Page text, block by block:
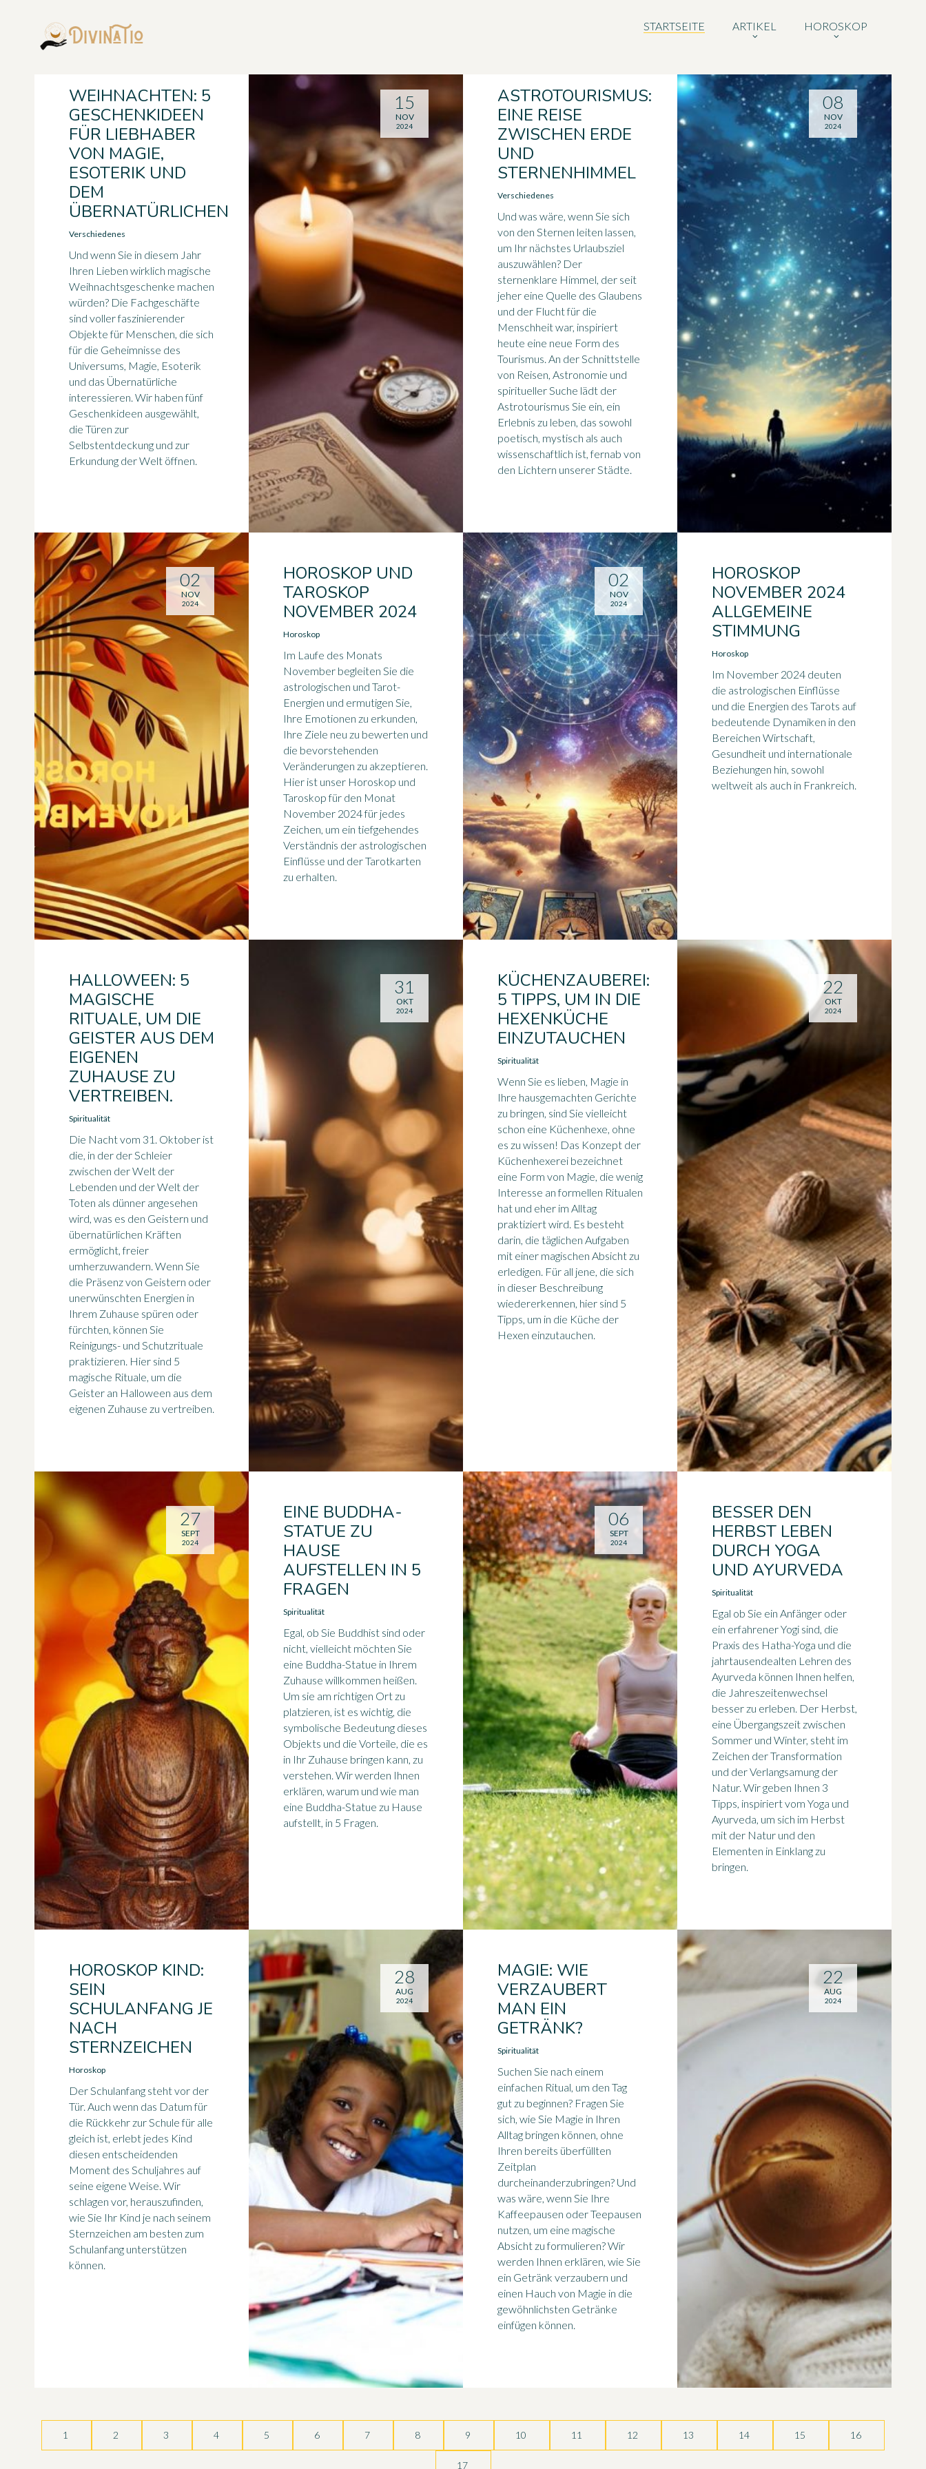
STARTSEITE ARTIKEL HOROSKOP
WEIHNACHTEN: 5
GESCHENKIDEEN
FÜR LIEBHABER
VON MAGIE,
ESOTERIK UND
DEM
ÜBERNATÜRLICHEN
Verschiedenes
Und wenn Sie in diesem Jahr
Ihren Lieben wirklich magische
Weihnachtsgeschenke machen
würden? Die Fachgeschäfte
sind voller faszinierender
Objekte für Menschen, die sich
für die Geheimnisse des
Universums, Magie, Esoterik
und das Übernatürliche
interessieren. Wir haben fünf
Geschenkideen ausgewählt,
die Türen zur
Selbstentdeckung und zur
Erkundung der Welt öffnen.
15
NOV
2024
ASTROTOURISMUS:
EINE REISE
ZWISCHEN ERDE
UND
STERNENHIMMEL
Verschiedenes
Und was wäre, wenn Sie sich
von den Sternen leiten lassen,
um Ihr nächstes Urlaubsziel
auszuwählen? Der
sternenklare Himmel, der seit
jeher eine Quelle des Glaubens
und der Flucht für die
Menschheit war, inspiriert
heute eine neue Form des
Tourismus. An der Schnittstelle
von Reisen, Astronomie und
spiritueller Suche lädt der
Astrotourismus Sie ein, ein
Erlebnis zu leben, das sowohl
poetisch, mystisch als auch
wissenschaftlich ist, fernab von
den Lichtern unserer Städte.
08
NOV
2024
HOROSKOP UND
TAROSKOP
NOVEMBER 2024
Horoskop
Im Laufe des Monats
November begleiten Sie die
astrologischen und Tarot-
Energien und ermutigen Sie,
Ihre Emotionen zu erkunden,
Ihre Ziele neu zu bewerten und
die bevorstehenden
Veränderungen zu akzeptieren.
Hier ist unser Horoskop und
Taroskop für den Monat
November 2024 für jedes
Zeichen, um ein tiefgehendes
Verständnis der astrologischen
Einflüsse und der Tarotkarten
zu erhalten.
02
NOV
2024
HOROSKOP
NOVEMBER 2024
ALLGEMEINE
STIMMUNG
Horoskop
Im November 2024 deuten
die astrologischen Einflüsse
und die Energien des Tarots auf
bedeutende Dynamiken in den
Bereichen Wirtschaft,
Gesundheit und internationale
Beziehungen hin, sowohl
weltweit als auch in Frankreich.
02
NOV
2024
HALLOWEEN: 5
MAGISCHE
RITUALE, UM DIE
GEISTER AUS DEM
EIGENEN
ZUHAUSE ZU
VERTREIBEN.
Spiritualität
Die Nacht vom 31. Oktober ist
die, in der der Schleier
zwischen der Welt der
Lebenden und der Welt der
Toten als dünner angesehen
wird, was es den Geistern und
übernatürlichen Kräften
ermöglicht, freier
umherzuwandern. Wenn Sie
die Präsenz von Geistern oder
unerwünschten Energien in
Ihrem Zuhause spüren oder
fürchten, können Sie
Reinigungs- und Schutzrituale
praktizieren. Hier sind 5
magische Rituale, um die
Geister an Halloween aus dem
eigenen Zuhause zu vertreiben.
31
OKT
2024
KÜCHENZAUBEREI:
5 TIPPS, UM IN DIE
HEXENKÜCHE
EINZUTAUCHEN
Spiritualität
Wenn Sie es lieben, Magie in
Ihre hausgemachten Gerichte
zu bringen, sind Sie vielleicht
schon eine Küchenhexe, ohne
es zu wissen! Das Konzept der
Küchenhexerei bezeichnet
eine Form von Magie, die wenig
Interesse an formellen Ritualen
hat und eher im Alltag
praktiziert wird. Es besteht
darin, die täglichen Aufgaben
mit einer magischen Absicht zu
erledigen. Für all jene, die sich
in dieser Beschreibung
wiedererkennen, hier sind 5
Tipps, um in die Küche der
Hexen einzutauchen.
22
OKT
2024
EINE BUDDHA-
STATUE ZU
HAUSE
AUFSTELLEN IN 5
FRAGEN
Spiritualität
Egal, ob Sie Buddhist sind oder
nicht, vielleicht möchten Sie
eine Buddha-Statue in Ihrem
Zuhause willkommen heißen.
Um sie am richtigen Ort zu
platzieren, ist es wichtig, die
symbolische Bedeutung dieses
Objekts und die Vorteile, die es
in Ihr Zuhause bringen kann, zu
verstehen. Wir werden Ihnen
erklären, warum und wie man
eine Buddha-Statue zu Hause
aufstellt, in 5 Fragen.
27
SEPT
2024
BESSER DEN
HERBST LEBEN
DURCH YOGA
UND AYURVEDA
Spiritualität
Egal ob Sie ein Anfänger oder
ein erfahrener Yogi sind, die
Praxis des Hatha-Yoga und die
jahrtausendealten Lehren des
Ayurveda können Ihnen helfen,
die Jahreszeitenwechsel
besser zu erleben. Der Herbst,
eine Übergangszeit zwischen
Sommer und Winter, steht im
Zeichen der Transformation
und der Verlangsamung der
Natur. Wir geben Ihnen 3
Tipps, inspiriert vom Yoga und
Ayurveda, um sich im Herbst
mit der Natur und den
Elementen in Einklang zu
bringen.
06
SEPT
2024
HOROSKOP KIND:
SEIN
SCHULANFANG JE
NACH
STERNZEICHEN
Horoskop
Der Schulanfang steht vor der
Tür. Auch wenn das Datum für
die Rückkehr zur Schule für alle
gleich ist, erlebt jedes Kind
diesen entscheidenden
Moment des Schuljahres auf
seine eigene Weise. Wir
schlagen vor, herauszufinden,
wie Sie Ihr Kind je nach seinem
Sternzeichen am besten zum
Schulanfang unterstützen
können.
28
AUG
2024
MAGIE: WIE
VERZAUBERT
MAN EIN
GETRÄNK?
Spiritualität
Suchen Sie nach einem
einfachen Ritual, um den Tag
gut zu beginnen? Fragen Sie
sich, wie Sie Magie in Ihren
Alltag bringen können, ohne
Ihren bereits überfüllten
Zeitplan
durcheinanderzubringen? Und
was wäre, wenn Sie Ihre
Kaffeepausen oder Teepausen
nutzen, um eine magische
Absicht zu formulieren? Wir
werden Ihnen erklären, wie Sie
ein Getränk verzaubern und
einen Hauch von Magie in die
gewöhnlichsten Getränke
einfügen können.
22
AUG
2024
1 2 3 4 5 6 7 8 9 10 11 12 13 14 15 16
17